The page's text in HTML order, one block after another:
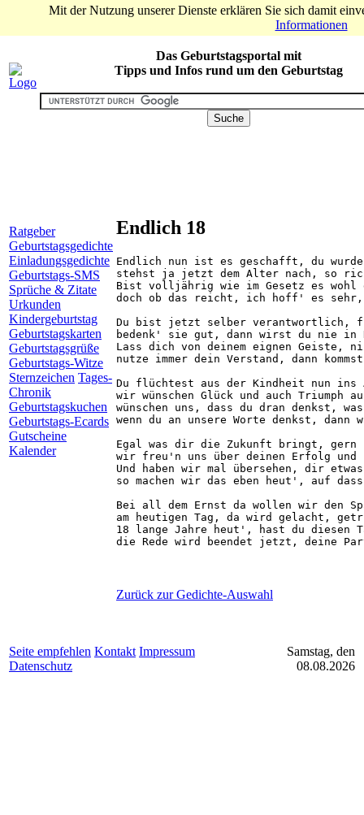
Das Geburtstagsportal mit
Tipps und Infos rund um den Geburtstag
Ratgeber
Geburtstagsgedichte
Einladungsgedichte
Geburtstags-SMS
Sprüche & Zitate
Urkunden
Kindergeburtstag
Geburtstagskarten
Geburtstagsgrüße
Geburtstags-Witze
Sternzeichen Tages-
Chronik
Geburtstagskuchen
Geburtstags-Ecards
Gutscheine
Kalender
Endlich 18
Endlich nun ist es geschafft, du
stehst ja jetzt dem Alter nach, so
Bist volljährig wie im Gesetz es wohl
doch ob das reicht, ich hoff' es
Du bist jetzt selber verantwortlich,
bedenk' sie gut, dann wirst du nie in
Lass dich von deinem eignen Geiste,
nutze immer dein Verstand, dann
Du flüchtest aus der Kindheit nun ins
wir wünschen Glück und auch Triumph
wünschen uns, dass du dran denkst,
wenn du an unsere Worte denkst, dann
Egal was dir die Zukunft bringt,
wir freu'n uns über deinen Erfolg
Und haben wir mal übersehen, dir
so machen wir das eben heut', auf
Bei all dem Ernst da wollen wir den
am heutigen Tag, da wird gelacht,
18 lange Jahre heut', hast du diesen
Zurück zur Gedichte-Auswahl
Seite empfehlen Kontakt Impressum
Datenschutz
Samstag, den
08.08.2026
Mit der Nutzung unserer Dienste erklären Sie sich damit
Informationen